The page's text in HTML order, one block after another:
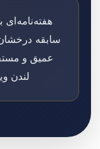
سابقه
عمیق و
لندن